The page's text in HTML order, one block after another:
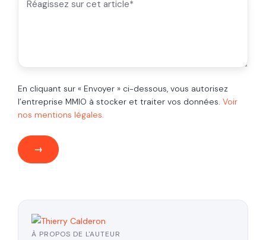
En cliquant sur « Envoyer » ci-dessous, vous autorisez
l’entreprise MMIO à stocker et traiter vos données. Voir
nos mentions légales.
À PROPOS DE L'AUTEUR